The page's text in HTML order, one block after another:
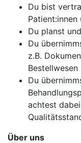
Du bist
Du planst
Du
z.B.
Bestellwesen
Du
achtest
Über uns